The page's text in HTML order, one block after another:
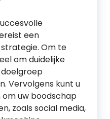
een
Om te
om duidelijke
Vervolgens kunt u
om uw boodschap
zoals social media,